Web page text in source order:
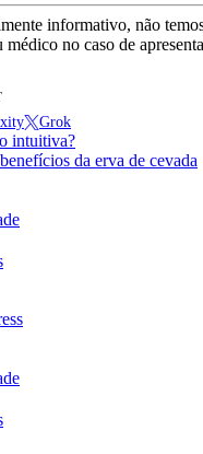
informativo, não
no caso de
Grok
intuitiva?
da erva de cevada